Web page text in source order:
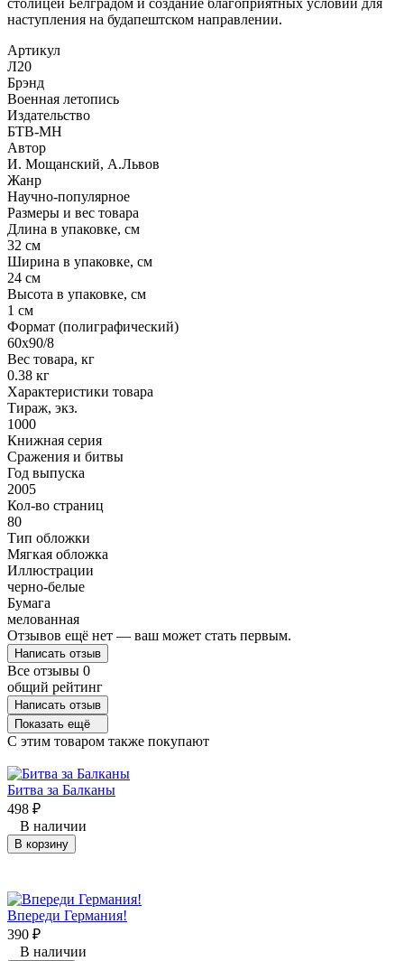
наступления на будапештском направлении.
Артикул
Л20
Брэнд
Военная летопись
Издательство
БТВ-МН
Автор
И. Мощанский, А.Львов
Жанр
Научно-популярное
Размеры и вес товара
Длина в упаковке, см
32 см
Ширина в упаковке, см
24 см
Высота в упаковке, см
1 см
Формат (полиграфический)
60х90/8
Вес товара, кг
0.38 кг
Характеристики товара
Тираж, экз.
1000
Книжная серия
Сражения и битвы
Год выпуска
2005
Кол-во страниц
80
Тип обложки
Мягкая обложка
Иллюстрации
черно-белые
Бумага
мелованная
Отзывов ещё нет — ваш может стать первым.
Написать отзыв
Все отзывы 0
общий рейтинг
Написать отзыв
Показать ещё
C этим товаром также покупают
Битва за Балканы
498 ₽
В наличии
В корзину
Впереди Германия!
390 ₽
В наличии